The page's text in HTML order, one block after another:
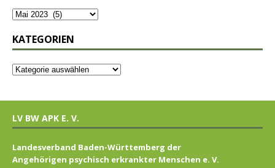
KATEGORIEN
LV BW APK E. V.
Landesverband Baden-Württemberg der
Angehörigen psychisch erkrankter Menschen e. V.